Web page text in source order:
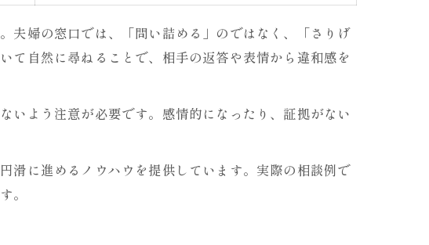
夫婦の窓口では、「問い詰める」のではなく、「さりげ
て自然に尋ねることで、相手の返答や表情から違和感を
いよう注意が必要です。感情的になったり、証拠がない
滑に進めるノウハウを提供しています。実際の相談例で
。